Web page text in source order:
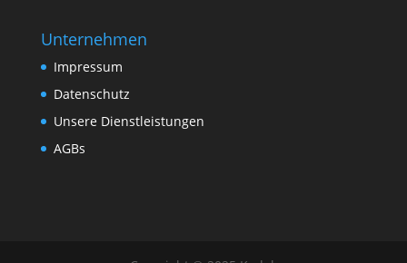
Unternehmen
Impressum
Datenschutz
Unsere Dienstleistungen
AGBs